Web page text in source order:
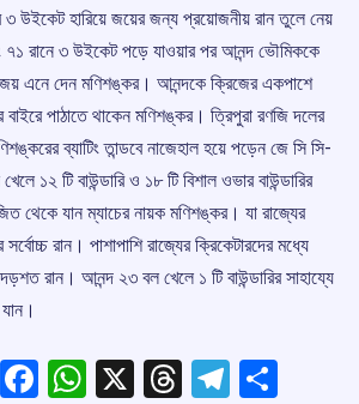
উইকেট হারিয়ে জয়ের জন্য প্রয়োজনীয় রান তুলে নেয়
রানে ৩ উইকেট পড়ে যাওয়ার পর আনন্দ ভৌমিককে
জয় এনে দেন মণিশঙ্কর। আনন্দকে ক্রিজের একপাশে
পাঠাতে থাকেন মণিশঙ্কর। ত্রিপুরা রণজি দলের
ব্যাটিং তান্ডবে নাজেহাল হয়ে পড়েন জে সি সি-‌
১২ টি বাউন্ডারি ও ১৮ টি বিশাল ওভার বাউন্ডারির
থেকে যান ম্যাচের নায়ক মণিশঙ্কর। যা রাজ্যের
রান। পাশাপাশি রাজ্যের ক্রিকেটারদের মধ্যে
রান। আনন্দ ২৩ বল খেলে ১ টি বাউন্ডারির সাহায্যে
Facebook
WhatsApp
X Threads